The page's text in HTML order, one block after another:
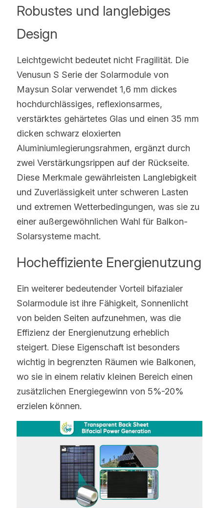
Robustes und langlebiges
Design
Leichtgewicht bedeutet nicht Fragilität. Die
Venusun S Serie der Solarmodule von
Maysun Solar verwendet 1,6 mm dickes
hochdurchlässiges, reflexionsarmes,
verstärktes gehärtetes Glas und einen 35 mm
dicken schwarz eloxierten
Aluminiumlegierungsrahmen, ergänzt durch
zwei Verstärkungsrippen auf der Rückseite.
Diese Merkmale gewährleisten Langlebigkeit
und Zuverlässigkeit unter schweren Lasten
und extremen Wetterbedingungen, was sie zu
einer außergewöhnlichen Wahl für Balkon-
Solarsysteme macht.
Hocheffiziente Energienutzung
Ein weiterer bedeutender Vorteil bifazialer
Solarmodule ist ihre Fähigkeit, Sonnenlicht
von beiden Seiten aufzunehmen, was die
Effizienz der Energienutzung erheblich
steigert. Diese Eigenschaft ist besonders
wichtig in begrenzten Räumen wie Balkonen,
wo sie in einem relativ kleinen Bereich einen
zusätzlichen Energiegewinn von 5%-20%
erzielen können.